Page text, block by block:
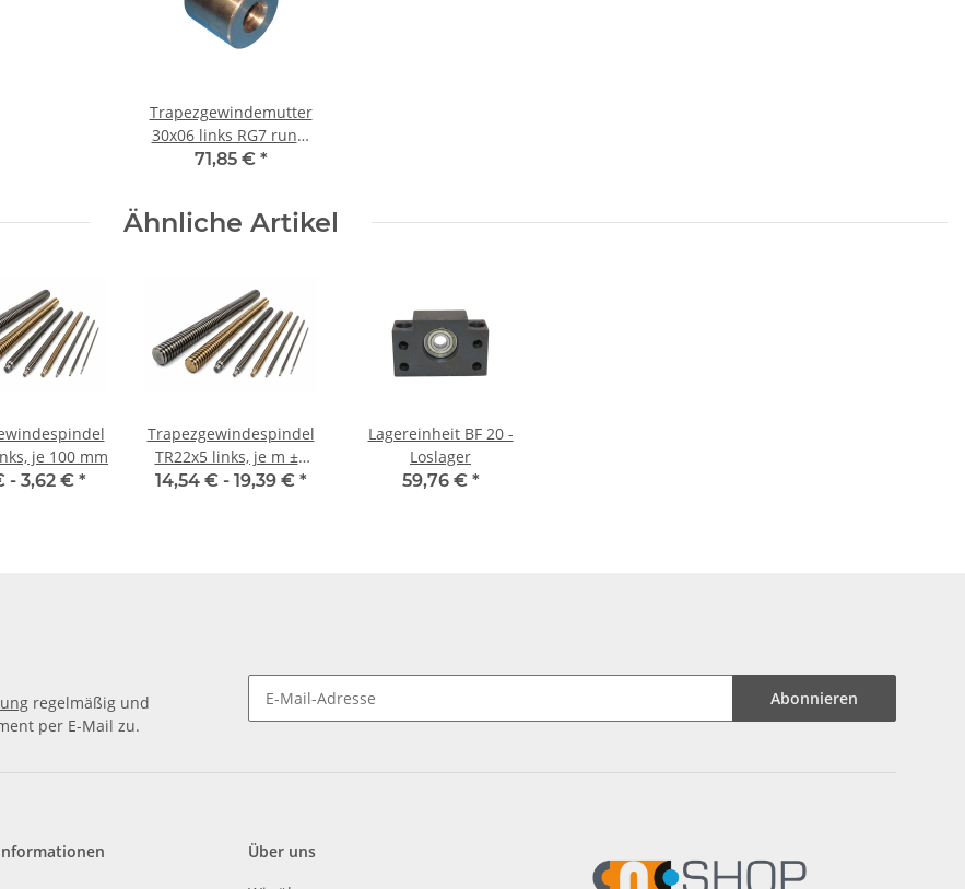
Trapezgewindemutter
30x06 links RG7 rund,
Rotguss
71,85 € *
Ähnliche Artikel
je 100 mm
- 3,62 € *
Trapezgewindespindel
TR22x5 links, je m ±2
mm
14,54 € - 19,39 € *
Lagereinheit BF 20 -
Loslager
59,76 € *
regelmäßig und
per E-Mail zu.
Abonnieren
Über uns